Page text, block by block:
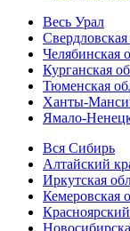
Весь Урал
Свердловская
Челябинская
Курганская
Тюменская
Ханты-
Ямало-
Вся Сибирь
Алтайский
Иркутская
Кемеровская